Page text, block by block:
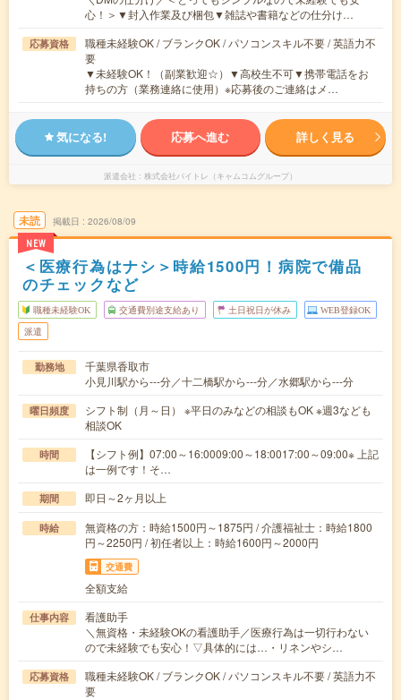
心！＞▼封入作業及び梱包▼雑誌や書籍などの仕分け…
応募資格
職種未経験OK / ブランクOK / パソコンスキル不要 / 英語力不
要
▼未経験OK！（副業歓迎☆）▼高校生不可▼携帯電話をお
持ちの方（業務連絡に使用）※応募後のご連絡はメ…
気になる! 応募へ進む 詳しく見る
派遣会社 株式会社バイトレ（キャムコムグループ）
未読
NEW
掲載日 2026/08/09
＜医療行為はナシ＞時給1500円！病院で備品
のチェックなど
職種未経験OK 交通費別途支給あり 土日祝日が休み WEB登録OK
派遣
勤務地
千葉県香取市
小見川駅から---分／十二橋駅から---分／水郷駅から---分
曜日頻度
シフト制（月～日） ※平日のみなどの相談もOK ※週3なども
相談OK
時間
【シフト例】07:00～16:0009:00～18:0017:00～09:00※ 上記
は一例です！そ…
期間 即日～2ヶ月以上
時給
無資格の方：時給1500円～1875円 / 介護福祉士：時給1800
円～2250円 / 初任者以上：時給1600円～2000円
交通費
全額支給
仕事内容
看護助手
＼無資格・未経験OKの看護助手／医療行為は一切行わない
ので未経験でも安心！▽具体的には…・リネンやシ…
応募資格
職種未経験OK / ブランクOK / パソコンスキル不要 / 英語力不
要